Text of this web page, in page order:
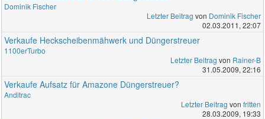
Dominik Fischer
Letzter Beitrag von Dominik Fischer
02.03.2011, 22:07
Verkaufe Heckscheibenmähwerk und Düngerstreuer
1100erTurbo
Letzter Beitrag von Rainer-B
31.05.2009, 22:16
Verkaufe Aufsatz für Amazone Düngerstreuer?
Anditrac
Letzter Beitrag von fritten
28.03.2009, 19:33